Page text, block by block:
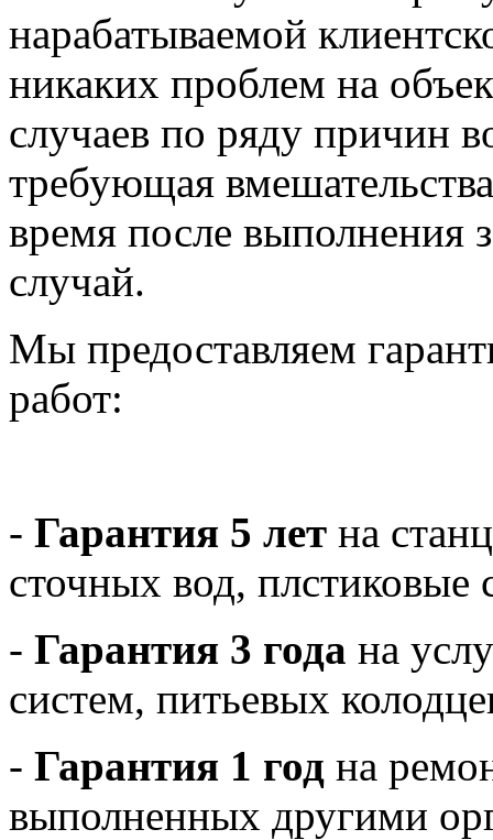
нарабатываемой
никаких проблем на
случаев по ряду причин
требующая
время после выполнения
случай.
Мы предоставляем
работ:
- Гарантия 5 лет на
сточных вод, плстиковые
- Гарантия 3 года на
систем, питьевых
- Гарантия 1 год на
выполненных другими